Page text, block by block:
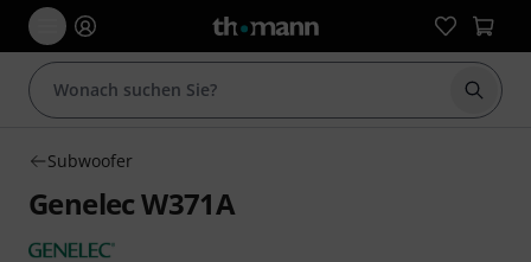
Suche
Subwoofer
Genelec W371A